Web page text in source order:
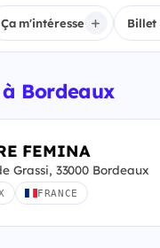
Ça m'intéresse Billet
à Bordeaux
FEMINA
Grassi, 33000 Bordeaux
FRANCE